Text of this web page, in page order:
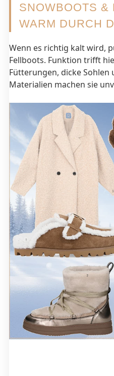
SNOWBOOTS &
WARM DURCH
Wenn es richtig kalt wird,
Fellboots. Funktion trifft
Fütterungen, dicke Sohlen
Materialien machen sie